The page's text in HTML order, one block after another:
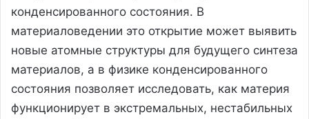
конденсированного состояния. В
материаловедении это открытие может выявить
новые атомные структуры для будущего синтеза
материалов, а в физике конденсированного
состояния позволяет исследовать, как материя
функционирует в экстремальных, нестабильных